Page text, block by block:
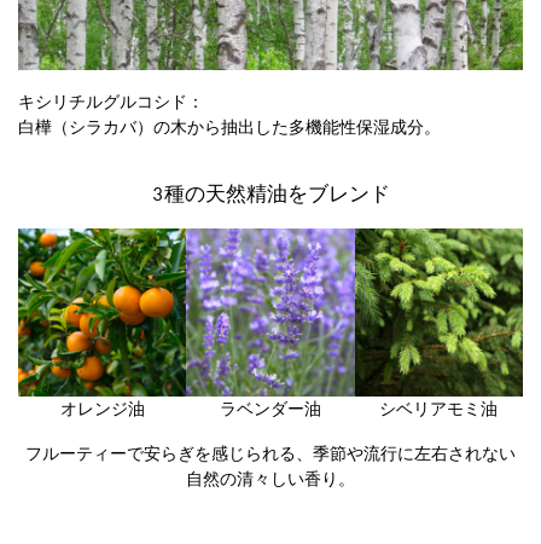
キシリチルグルコシド：
白樺（シラカバ）の木から抽出した多機能性保湿成分。
3種の天然精油をブレンド
オレンジ油 ラベンダー油 シベリアモミ油
フルーティーで安らぎを感じられる、季節や流行に左右されない
自然の清々しい香り。